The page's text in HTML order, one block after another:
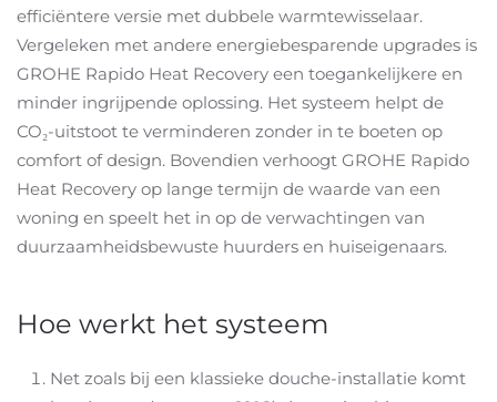
efficiëntere versie met dubbele warmtewisselaar.
Vergeleken met andere energiebesparende upgrades is
GROHE Rapido Heat Recovery een toegankelijkere en
minder ingrijpende oplossing. Het systeem helpt de
CO₂-uitstoot te verminderen zonder in te boeten op
comfort of design. Bovendien verhoogt GROHE Rapido
Heat Recovery op lange termijn de waarde van een
woning en speelt het in op de verwachtingen van
duurzaamheidsbewuste huurders en huiseigenaars.
Hoe werkt het systeem
Net zoals bij een klassieke douche-installatie komt